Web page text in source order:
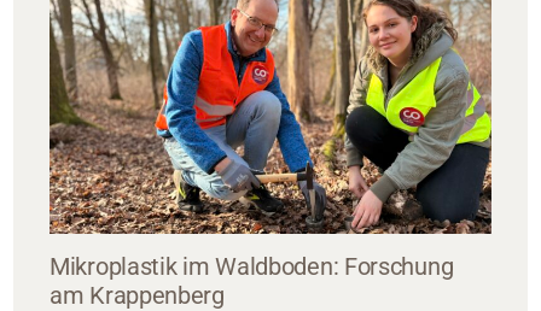
Mikroplastik im Waldboden: Forschung
am Krappenberg